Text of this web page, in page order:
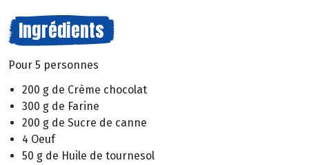
Ingrédients
Pour 5 personnes
200 g de Crème chocolat
300 g de Farine
200 g de Sucre de canne
4 Oeuf
50 g de Huile de tournesol